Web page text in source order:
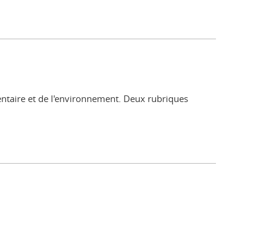
et de l'environnement. Deux rubriques